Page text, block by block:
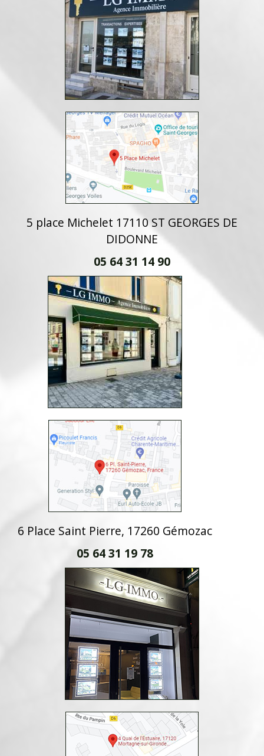
5 place Michelet 17110 ST GEORGES DE
DIDONNE
05 64 31 14 90
6 Place Saint Pierre, 17260 Gémozac
05 64 31 19 78